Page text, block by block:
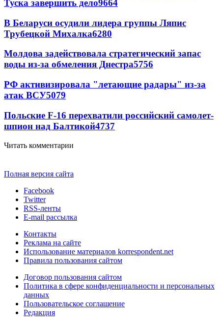
Туска завершить дело9664
В Беларуси осудили лидера группы Ляпис
Трубецкой Михалка6280
Молдова задействовала стратегический запас
воды из-за обмеления Днестра5756
РФ активизировала "летающие радары" из-за
атак ВСУ5079
Польские F-16 перехватили российский самолет-
шпион над Балтикой4737
Читать комментарии
Полная версия сайта
Facebook
Twitter
RSS-ленты
E-mail рассылка
Контакты
Реклама на сайте
Использование материалов korrespondent.net
Правила пользования сайтом
Договор пользования сайтом
Политика в сфере конфиденциальности и персональных
данных
Пользовательское соглашение
Редакция